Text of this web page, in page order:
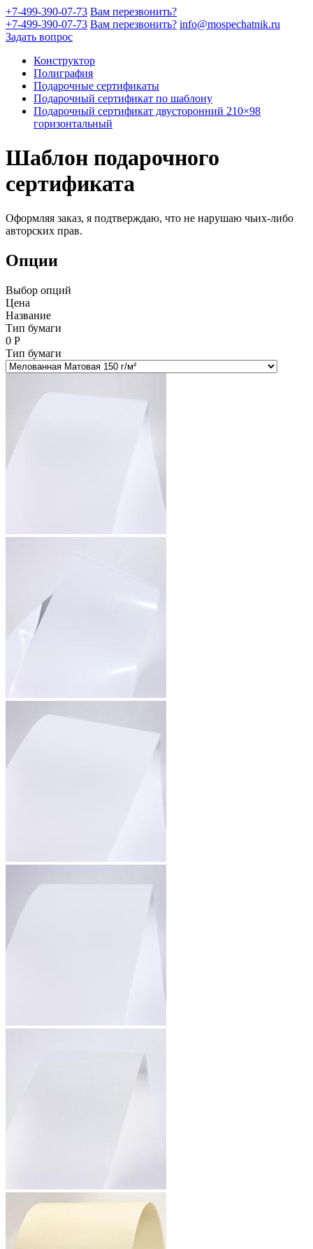
+7-499-390-07-73 Вам перезвонить?
+7-499-390-07-73 Вам перезвонить? info@mospechatnik.ru
Задать вопрос
Конструктор
Полиграфия
Подарочные сертификаты
Подарочный сертификат по шаблону
Подарочный сертификат двусторонний 210×98
горизонтальный
Шаблон подарочного
сертификата
Оформляя заказ, я подтверждаю, что не нарушаю чьих-либо
авторских прав.
Опции
Выбор опций
Цена
Название
Тип бумаги
0 Р
Тип бумаги